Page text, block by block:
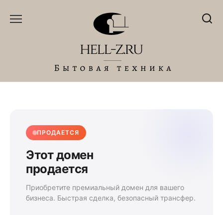
ПРОДАЕТСЯ
Этот домен
продается
Приобретите премиальный домен для вашего
бизнеса. Быстрая сделка, безопасный трансфер.